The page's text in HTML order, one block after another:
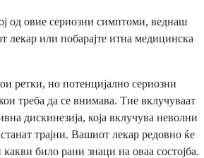
од овие сериозни симптоми, веднаш
лекар или побарајте итна медицинска
ретки, но потенцијално сериозни
треба да се внимава. Тие вклучуваат
дискинезија, која вклучува неволни
трајни. Вашиот лекар редовно ќе
какви било рани знаци на оваа состојба.